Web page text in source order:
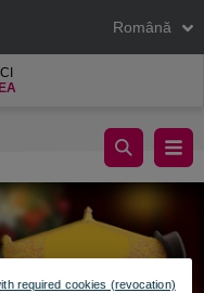
Română
required cookies (revocation)